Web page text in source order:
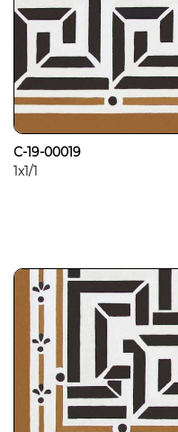
C-19-00019
1x1/1